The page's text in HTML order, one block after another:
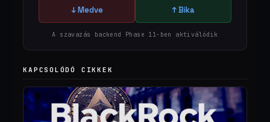
↓ Medve ↑ Bika
A szavazás backend Phase 11-ben aktiválódik
KAPCSOLÓDÓ CIKKEK